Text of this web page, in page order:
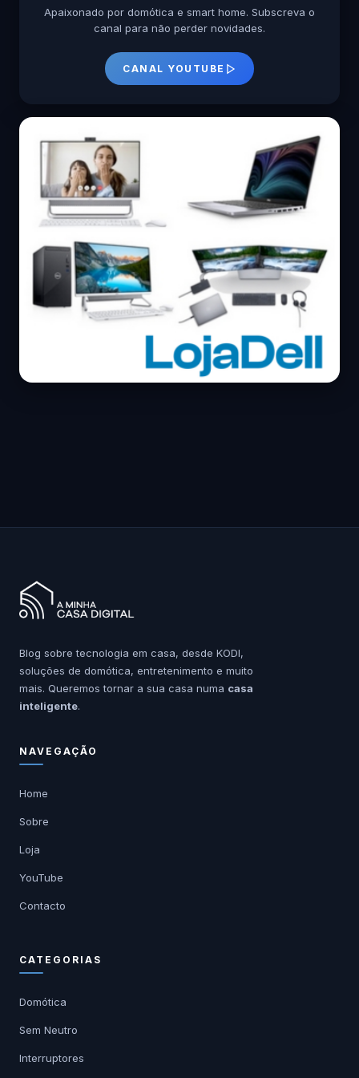
Apaixonado por domótica e smart home. Subscreva o
canal para não perder novidades.
CANAL YOUTUBE
Blog sobre tecnologia em casa, desde KODI,
soluções de domótica, entretenimento e muito
mais. Queremos tornar a sua casa numa casa
inteligente.
NAVEGAÇÃO
Home
Sobre
Loja
YouTube
Contacto
CATEGORIAS
Domótica
Sem Neutro
Interruptores